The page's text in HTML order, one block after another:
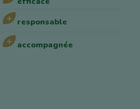
responsable
accompagnée